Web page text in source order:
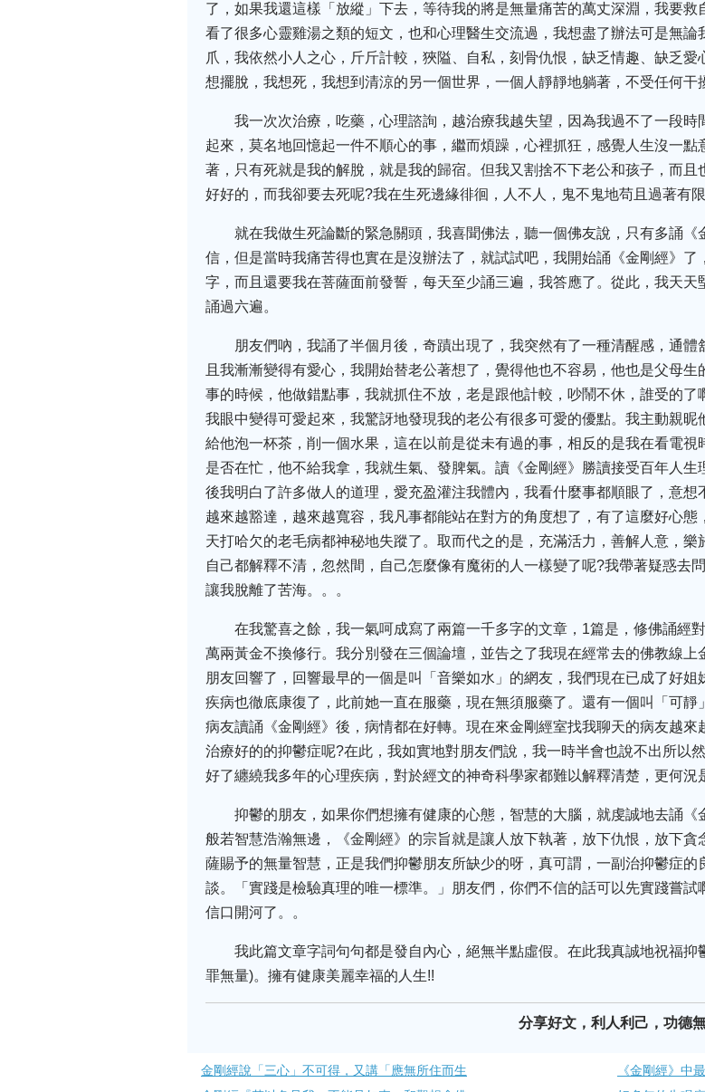
了，如果我還這樣「放縱」下去，等待我的將是無量痛苦的萬丈深淵，我要
看了很多心靈雞湯之類的短文，也和心理醫生交流過，我想盡了辦法可是無
爪，我依然小人之心，斤斤計較，狹隘、自私，刻骨仇恨，缺乏情趣、缺乏
想擺脫，我想死，我想到清涼的另一個世界，一個人靜靜地躺著，不受任何干
我一次次治療，吃藥，心理諮詢，越治療我越失望，因為我過不了一段
起來，莫名地回憶起一件不順心的事，繼而煩躁，心裡抓狂，感覺人生沒一
著，只有死就是我的解脫，就是我的歸宿。但我又割捨不下老公和孩子，而
好好的，而我卻要去死呢?我在生死邊緣徘徊，人不人，鬼不鬼地苟且過著有
就在我做生死論斷的緊急關頭，我喜聞佛法，聽一個佛友說，只有多誦
信，但是當時我痛苦得也實在是沒辦法了，就試試吧，我開始誦《金剛經》
字，而且還要我在菩薩面前發誓，每天至少誦三遍，我答應了。從此，我天
誦過六遍。
朋友們吶，我誦了半個月後，奇蹟出現了，我突然有了一種清醒感，通
且我漸漸變得有愛心，我開始替老公著想了，覺得他也不容易，他也是父母
事的時候，他做錯點事，我就抓住不放，老是跟他計較，吵鬧不休，誰受的
我眼中變得可愛起來，我驚訝地發現我的老公有很多可愛的優點。我主動親
給他泡一杯茶，削一個水果，這在以前是從未有過的事，相反的是我在看電
是否在忙，他不給我拿，我就生氣、發脾氣。讀《金剛經》勝讀接受百年人生
後我明白了許多做人的道理，愛充盈灌注我體內，我看什麼事都順眼了，意
越來越豁達，越來越寬容，我凡事都能站在對方的角度想了，有了這麼好心
天打哈欠的老毛病都神秘地失蹤了。取而代之的是，充滿活力，善解人意，樂
自己都解釋不清，忽然間，自己怎麼像有魔術的人一樣變了呢?我帶著疑惑去
讓我脫離了苦海。。。
在我驚喜之餘，我一氣呵成寫了兩篇一千多字的文章，1篇是，修佛誦經
萬兩黃金不換修行。我分別發在三個論壇，並告之了我現在經常去的佛教線
朋友回響了，回響最早的一個是叫「音樂如水」的網友，我們現在已成了好
疾病也徹底康復了，此前她一直在服藥，現在無須服藥了。還有一個叫「可
病友讀誦《金剛經》後，病情都在好轉。現在來金剛經室找我聊天的病友越
治療好的的抑鬱症呢?在此，我如實地對朋友們說，我一時半會也說不出所以
好了纏繞我多年的心理疾病，對於經文的神奇科學家都難以解釋清楚，更何況
抑鬱的朋友，如果你們想擁有健康的心態，智慧的大腦，就虔誠地去誦
般若智慧浩瀚無邊，《金剛經》的宗旨就是讓人放下執著，放下仇恨，放下
薩賜予的無量智慧，正是我們抑鬱朋友所缺少的呀，真可謂，一副治抑鬱症
談。「實踐是檢驗真理的唯一標準。」朋友們，你們不信的話可以先實踐嘗
信口開河了。。
我此篇文章字詞句句都是發自內心，絕無半點虛假。在此我真誠地祝福
罪無量)。擁有健康美麗幸福的人生!!
分享好文，利人利己，功德
金剛經說「三心」不可得，又講「​應無所住而生
《金剛經》中